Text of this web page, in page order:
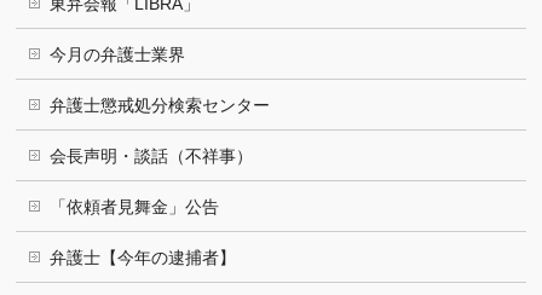
今月の弁護士業界
弁護士懲戒処分検索センター
会長声明・談話（不祥事）
「依頼者見舞金」公告
弁護士【今年の逮捕者】